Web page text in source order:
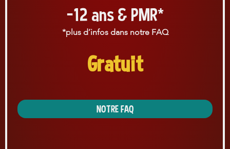
-12 ans & PMR*
*plus d’infos dans notre FAQ
Gratuit
NOTRE FAQ